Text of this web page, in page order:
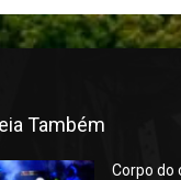
Também
Corpo do